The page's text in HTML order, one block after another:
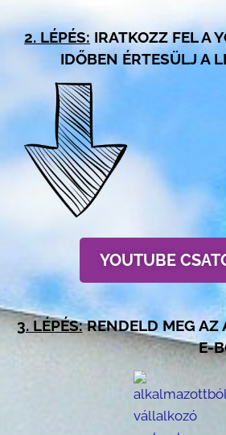
2. LÉPÉS: IRATKOZZ FEL A
IDŐBEN ÉRTESÜLJ A
YOUTUBE
3. LÉPÉS:RENDELD MEG AZ
E-